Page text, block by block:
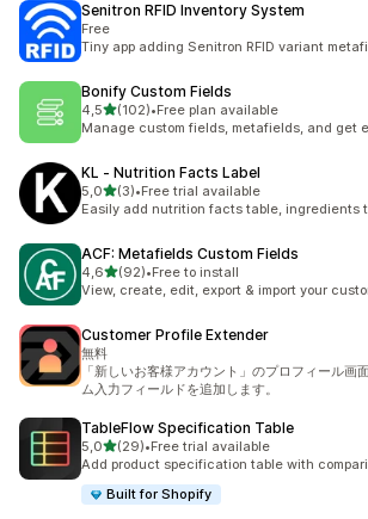
Senitron RFID Inventory System
Free
Tiny app adding Senitron RFID variant
Bonify Custom Fields
4,5na 5 gwiazdek
(102)
Łączna liczba recenzji: 102
•Free plan available
Manage custom fields, metafields, and get
KL ‑ Nutrition Facts Label
5,0na 5 gwiazdek
(3)
Łączna liczba recenzji: 3
•Free trial available
Easily add nutrition facts table, ingredients
ACF: Metafields Custom Fields
4,6na 5 gwiazdek
(92)
Łączna liczba recenzji: 92
•Free to install
View, create, edit, export & import your
Customer Profile Extender
無料
「新しいお客様アカウント」のプロフィール画
ム入力フィールドを追加します。
TableFlow Specification Table
5,0na 5 gwiazdek
(29)
Łączna liczba recenzji: 29
•Free trial available
Add product specification table with
Built for Shopify